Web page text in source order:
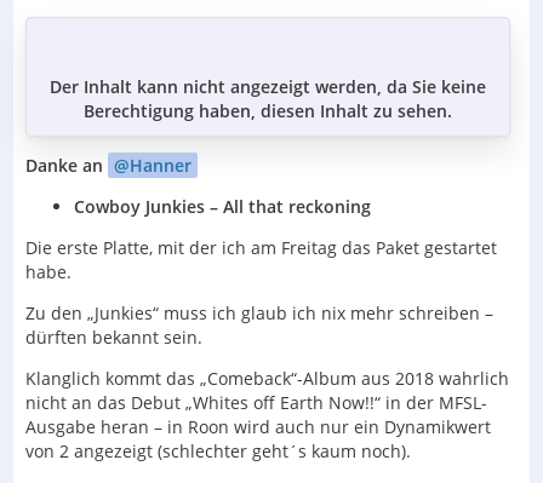
Der Inhalt kann nicht angezeigt werden, da Sie keine
Berechtigung haben, diesen Inhalt zu sehen.
Danke an
Hanner
Cowboy Junkies – All that reckoning
Die erste Platte, mit der ich am Freitag das Paket gestartet
habe.
Zu den „Junkies“ muss ich glaub ich nix mehr schreiben –
dürften bekannt sein.
Klanglich kommt das „Comeback“-Album aus 2018 wahrlich
nicht an das Debut „Whites off Earth Now!!“ in der MFSL-
Ausgabe heran – in Roon wird auch nur ein Dynamikwert
von 2 angezeigt (schlechter geht´s kaum noch).